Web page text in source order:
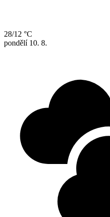
28/12 °C
pondělí 10. 8.